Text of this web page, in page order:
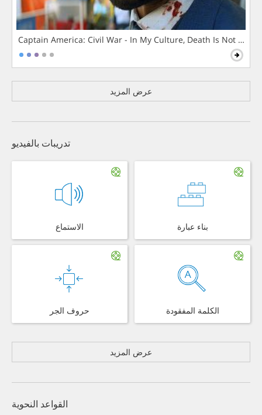
Captain America: Civil War - In My Culture, Death Is Not The
عرض المزيد
تدريبات بالفيديو
الاستماع بناء عبارة
حروف الجر الكلمة المفقودة
عرض المزيد
القواعد النحوية